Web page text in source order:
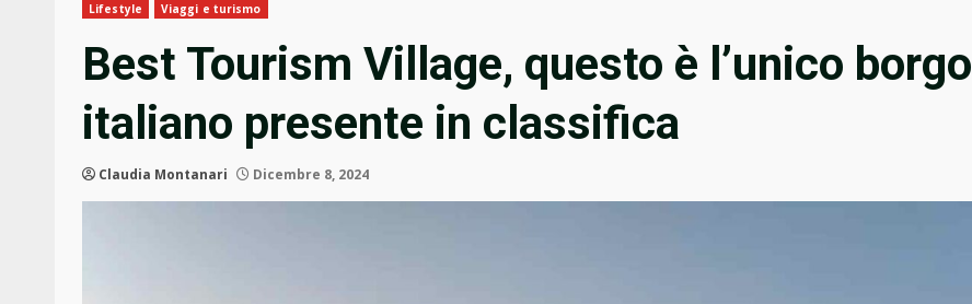
Lifestyle Viaggi e turismo
Best Tourism Village, questo è l’unico borgo
italiano presente in classifica
Claudia Montanari Dicembre 8, 2024